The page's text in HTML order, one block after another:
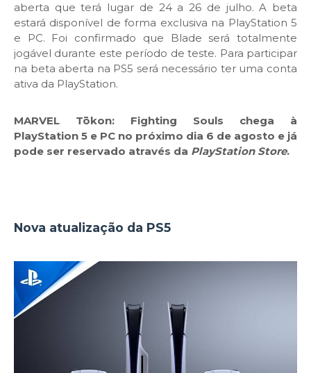
aberta que terá lugar de 24 a 26 de julho. A beta
estará disponível de forma exclusiva na PlayStation 5
e PC. Foi confirmado que Blade será totalmente
jogável durante este período de teste. Para participar
na beta aberta na PS5 será necessário ter uma conta
ativa da PlayStation.
MARVEL Tōkon: Fighting Souls chega à
PlayStation 5 e PC no próximo dia 6 de agosto e já
pode ser reservado através da PlayStation Store.
Nova atualização da PS5